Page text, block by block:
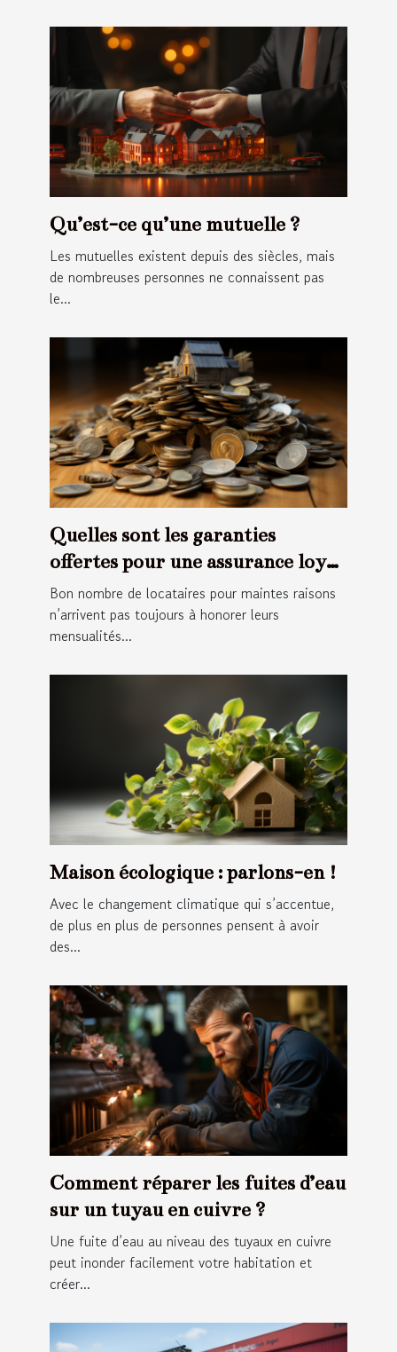
Qu’est-ce qu’une mutuelle ?
Les mutuelles existent depuis des siècles, mais
de nombreuses personnes ne connaissent pas
le...
Quelles sont les garanties
offertes pour une assurance loyer
impayée ?
Bon nombre de locataires pour maintes raisons
n’arrivent pas toujours à honorer leurs
mensualités...
Maison écologique : parlons-en !
Avec le changement climatique qui s’accentue,
de plus en plus de personnes pensent à avoir
des...
Comment réparer les fuites d’eau
sur un tuyau en cuivre ?
Une fuite d’eau au niveau des tuyaux en cuivre
peut inonder facilement votre habitation et
créer...